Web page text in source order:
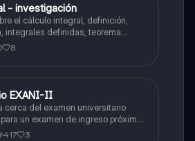
- investigación
el cálculo integral, definición,
integrales definidas, teorema
antiderivadas, integrales
8
EXANI-II
cerca del examen universitario
un examen de ingreso próximo
417 3